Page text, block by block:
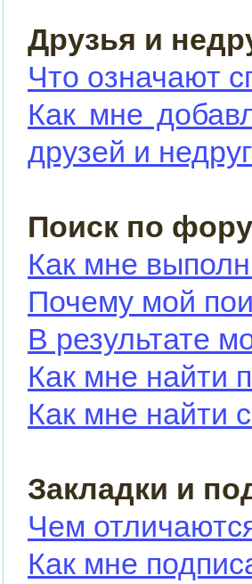
Друзья и
Что означают
Как мне
друзей и
Поиск по
Как мне
Почему мой
В результате
Как мне найти
Как мне найти
Закладки и
Чем
Как мне